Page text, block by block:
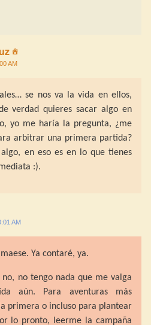
AM
se nos va la vida en ellos,
verdad quieres sacar algo en
yo me haría la pregunta, ¿me
arbitrar una primera partida?
en eso es en lo que tienes
:).
AM
Ya contaré, ya.
no, no tengo nada que me valga
aún. Para aventuras más
primera o incluso para plantear
lo pronto, leerme la campaña